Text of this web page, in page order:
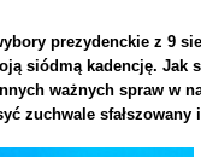
prezydenckie z 9
siódmą kadencję.
ważnych spraw w
zuchwale sfałszowany